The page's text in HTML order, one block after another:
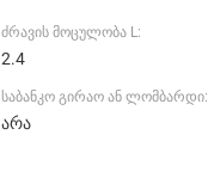
ძრავის მოცულობა L:
2.4
საბანკო გირაო ან ლომბარდი:
არა